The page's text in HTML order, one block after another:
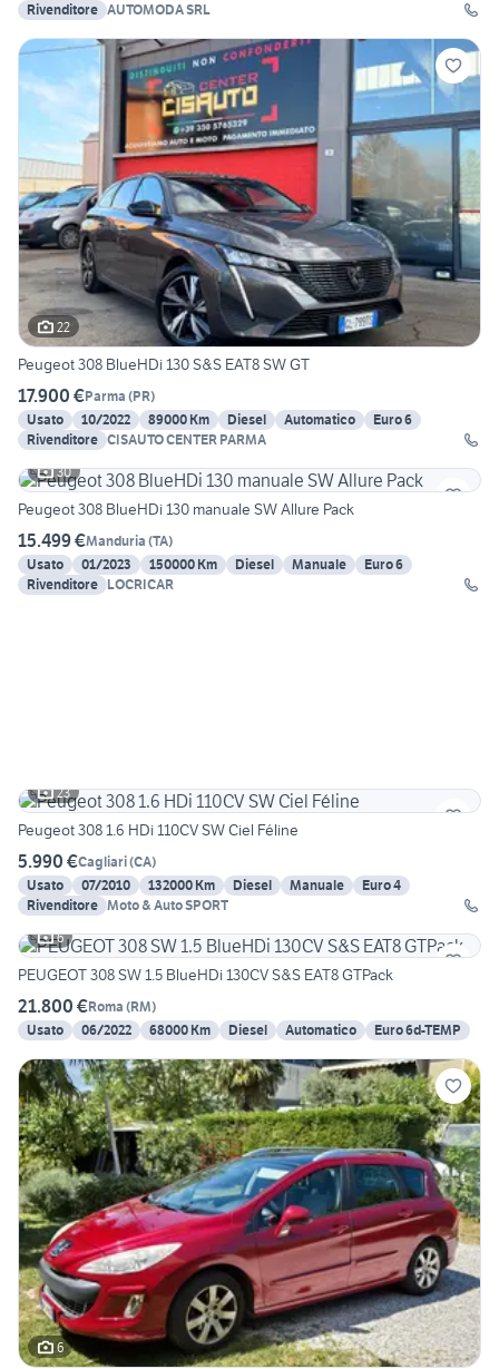
Rivenditore AUTOMODA SRL
22
Peugeot 308 BlueHDi 130 S&S EAT8 SW GT
17.900 €Parma (PR)
Usato
10/2022 89000 Km Diesel Automatico
Euro 6
Rivenditore CISAUTO CENTER PARMA
30
Peugeot 308 BlueHDi 130 manuale SW Allure Pack
15.499 €Manduria (TA)
Usato
01/2023 150000 Km Diesel Manuale
Euro 6
Rivenditore LOCRICAR
23
Peugeot 308 1.6 HDi 110CV SW Ciel Féline
5.990 €Cagliari(CA)
Usato
07/2010 132000 Km Diesel Manuale
Euro 4
Rivenditore Moto & Auto SPORT
6
PEUGEOT 308 SW 1.5 BlueHDi 130CV S&S EAT8 GTPack
21.800 €Roma (RM)
Usato
06/2022 68000 Km Diesel Automatico Euro 6d-TEMP
6